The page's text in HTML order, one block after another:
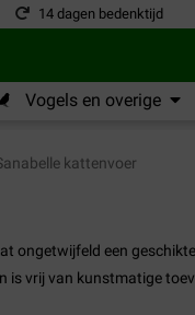
14 dagen bedenktijd
Vogels en overige
kattenvoer
ongetwijfeld een
is vrij van kunstmatige